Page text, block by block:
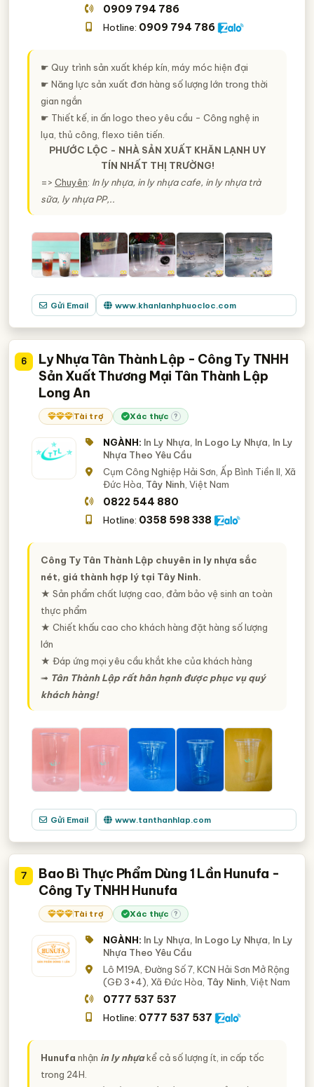
0909 794 786
Hotline: 0909 794 786
☛ Quy trình sản xuất khép kín, máy móc hiện đại
☛ Năng lực sản xuất đơn hàng số lượng lớn trong thời
gian ngắn
☛ Thiết kế, in ấn logo theo yêu cầu - Công nghệ in
lụa, thủ công, flexo tiên tiến.
PHƯỚC LỘC - NHÀ SẢN XUẤT KHĂN LẠNH UY
TÍN NHẤT THỊ TRƯỜNG!
=> Chuyên: In ly nhựa, in ly nhựa cafe, in ly nhựa trà
sữa, ly nhựa PP,..
Gửi Email www.khanlanhphuocloc.com
6
Ly Nhựa Tân Thành Lập - Công Ty TNHH
Sản Xuất Thương Mại Tân Thành Lập
Long An
Tài trợ Xác thực ?
NGÀNH: In Ly Nhựa, In Logo Ly Nhựa, In Ly
Nhựa Theo Yêu Cầu
Cụm Công Nghiệp Hải Sơn, Ấp Bình Tiền II, Xã
Đức Hòa, Tây Ninh , Việt Nam
0822 544 880
Hotline: 0358 598 338
Công Ty Tân Thành Lập chuyên in ly nhựa sắc
nét, giá thành hợp lý tại Tây Ninh.
★ Sản phẩm chất lượng cao, đảm bảo vệ sinh an toàn
thực phẩm
★ Chiết khấu cao cho khách hàng đặt hàng số lượng
lớn
★ Đáp ứng mọi yêu cầu khắt khe của khách hàng
➟ Tân Thành Lập rất hân hạnh được phục vụ quý
khách hàng!
Gửi Email www.tanthanhlap.com
7
Bao Bì Thực Phẩm Dùng 1 Lần Hunufa -
Công Ty TNHH Hunufa
Tài trợ Xác thực ?
NGÀNH: In Ly Nhựa, In Logo Ly Nhựa, In Ly
Nhựa Theo Yêu Cầu
Lô M19A, Đường Số 7, KCN Hải Sơn Mở Rộng
(GĐ 3+4), Xã Đức Hòa, Tây Ninh , Việt Nam
0777 537 537
Hotline: 0777 537 537
Hunufa nhận in ly nhựakể cả số lượng ít, in cấp tốc
trong 24H.